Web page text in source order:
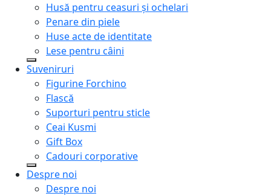
Husă pentru ceasuri și ochelari
Penare din piele
Huse acte de identitate
Lese pentru câini
Suveniruri
Figurine Forchino
Flască
Suporturi pentru sticle
Ceai Kusmi
Gift Box
Cadouri corporative
Despre noi
Despre noi